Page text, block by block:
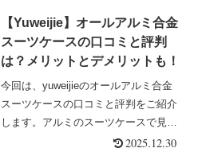
もまとめ、購入前の不安をしっかり解
消します。
【Yuweijie】オールアルミ合金
スーツケースの口コミと評判
は？メリットとデメリットも！
今回は、yuweijieのオールアルミ合金
スーツケースの口コミと評判をご紹介
します。アルミのスーツケースで見た
目もかっこよくて値段もリーズナブル
2025.12.30